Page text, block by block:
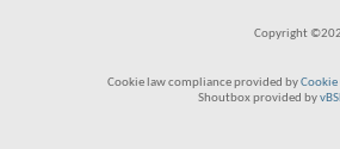
Copyright
Cookie law compliance provided byCookie
Shoutbox provided by